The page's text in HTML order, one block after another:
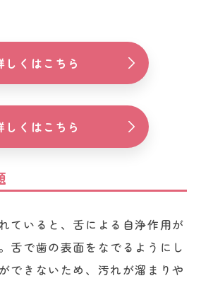
しくはこちら
しくはこちら
ていると、舌による自浄作用が
舌で歯の表面をなでるようにし
できないため、汚れが溜まりや